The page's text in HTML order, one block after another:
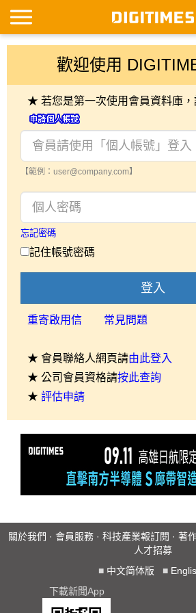
歡迎使用
★ 若您是第一次使用會員資料庫，
【範例：user@company.com】
忘記密碼
記住帳號密碼
登入
重寄啟用信 常見問題
★ 會員聯絡人網頁請由此登入
★ 公司會員資格請按此查詢
★ 評估申請
關於我們 · 會員服務 · 科技產業報訂閱 · 著
人才招募
■ 中文简体版 ■
下載新聞App